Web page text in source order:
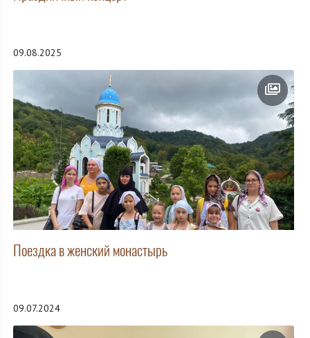
09.08.2025
Поездка в женский монастырь
09.07.2024